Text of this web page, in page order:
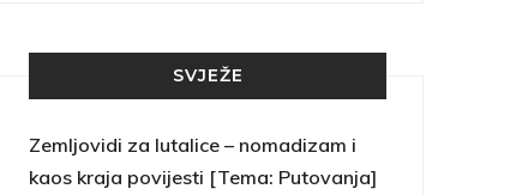
SVJEŽE
Zemljovidi za lutalice – nomadizam i
kaos kraja povijesti [Tema: Putovanja]